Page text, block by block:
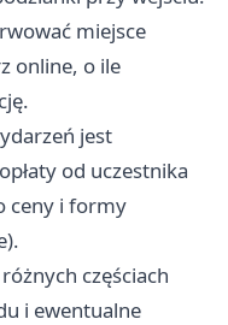
miejsce
online, o ile
jest
od uczestnika
ceny i formy
częściach
i ewentualne